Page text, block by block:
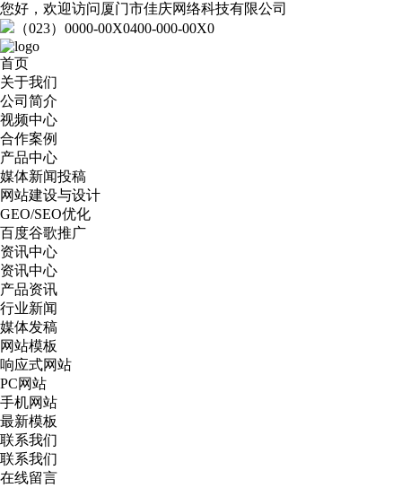
您好，欢迎访问厦门市佳庆网络科技有限公司
（023）0000-00X0400-000-00X0
首页
关于我们
公司简介
视频中心
合作案例
产品中心
媒体新闻投稿
网站建设与设计
GEO/SEO优化
百度谷歌推广
资讯中心
资讯中心
产品资讯
行业新闻
媒体发稿
网站模板
响应式网站
PC网站
手机网站
最新模板
联系我们
联系我们
在线留言